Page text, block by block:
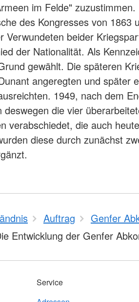
im Felde" zuzustimmen.
des Kongresses von 1863
Verwundeten beider
der Nationalität. Als
gewählt. Die späteren
angeregten und später
1949, nach dem
die vier
verabschiedet, die auch
diese durch zunächst
Auftrag
Genfer
Entwicklung der Genfer
Service